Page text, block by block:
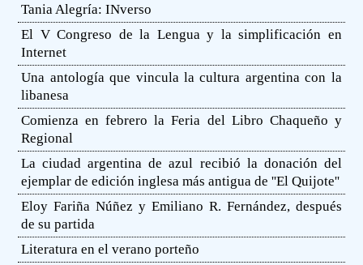
Tania Alegría: INverso
El V Congreso de la Lengua y la simplificación en
Internet
Una antología que vincula la cultura argentina con la
libanesa
Comienza en febrero la Feria del Libro Chaqueño y
Regional
La ciudad argentina de azul recibió la donación del
ejemplar de edición inglesa más antigua de ''El Quijote''
Eloy Fariña Núñez y Emiliano R. Fernández, después
de su partida
Literatura en el verano porteño